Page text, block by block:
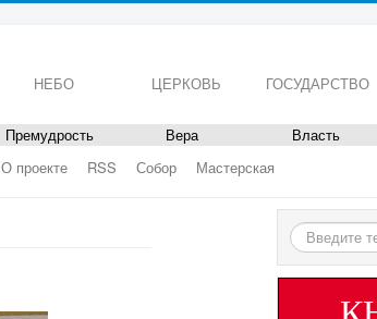
НЕБО ЦЕРКОВЬ ГОСУДАРСТВО
Премудрость Вера Власть
О проекте RSS Собор Мастерская
Искать...